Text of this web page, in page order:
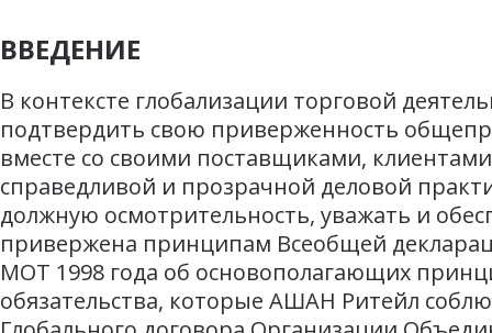
ВВЕДЕНИЕ
В контексте глобализации торговой
подтвердить свою приверженность
вместе со своими поставщиками,
справедливой и прозрачной деловой
должную осмотрительность, уважать и
привержена принципам Всеобщей
МОТ 1998 года об основополагающих
обязательства, которые АШАН Ритейл